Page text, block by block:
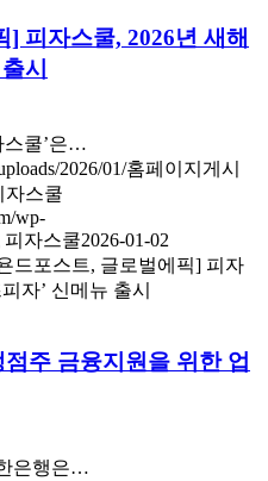
피자스쿨, 2026년 새해
시
스쿨’은…
2026/01/홈페이지게시
자스쿨
wp-
피자스쿨2026-01-02
드포스트, 글로벌에픽] 피자
자’ 신메뉴 출시
주 금융지원을 위한 업
은행은…